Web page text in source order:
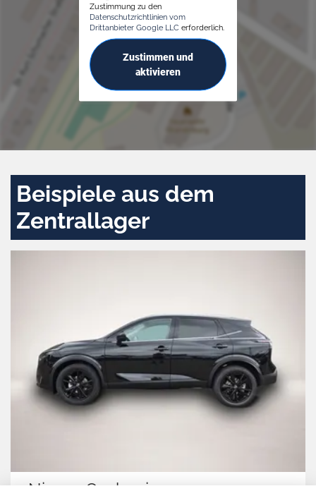
Zustimmung zu den
Datenschutzrichtlinien vom
Drittanbieter Google LLC erforderlich.
Zustimmen und
aktivieren
Beispiele aus dem
Zentrallager